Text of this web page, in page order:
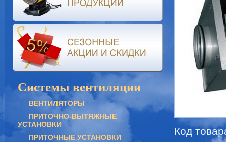
Системы вентиляции
ВЕНТИЛЯТОРЫ
ПРИТОЧНО-ВЫТЯЖНЫЕ
УСТАНОВКИ
ПРИТОЧНЫЕ УСТАНОВКИ
Код